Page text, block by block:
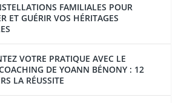
FAMILIALES POUR
ET GUÉRIR VOS HÉRITAGES
VOTRE PRATIQUE AVEC LE
DE YOANN BÉNONY : 12
LA RÉUSSITE